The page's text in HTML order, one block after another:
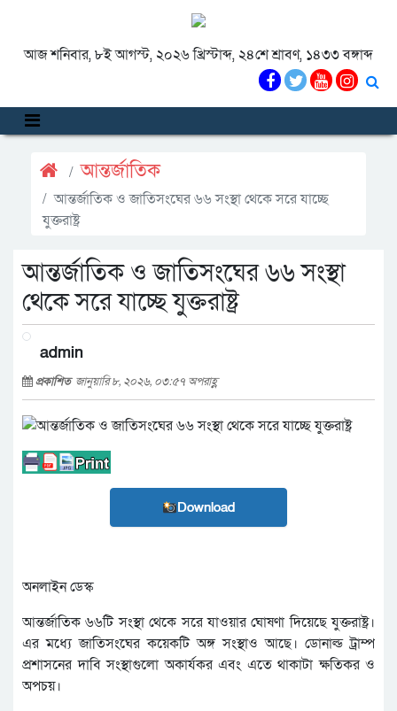
আজ শনিবার, ৮ই আগস্ট, ২০২৬ খ্রিস্টাব্দ, ২৪শে শ্রাবণ, ১৪৩৩ বঙ্গাব্দ
আন্তর্জাতিক
আন্তর্জাতিক ও জাতিসংঘের ৬৬ সংস্থা থেকে সরে যাচ্ছে
যুক্তরাষ্ট্র
আন্তর্জাতিক ও জাতিসংঘের ৬৬ সংস্থা
থেকে সরে যাচ্ছে যুক্তরাষ্ট্র
admin
প্রকাশিত জানুয়ারি ৮, ২০২৬, ০৩:৫৭ অপরাহ্ণ
Download
অনলাইন ডেস্ক
আন্তর্জাতিক ৬৬টি সংস্থা থেকে সরে যাওয়ার ঘোষণা দিয়েছে যুক্তরাষ্ট্র।
এর মধ্যে জাতিসংঘের কয়েকটি অঙ্গ সংস্থাও আছে। ডোনাল্ড ট্রাম্প
প্রশাসনের দাবি সংস্থাগুলো অকার্যকর এবং এতে থাকাটা ক্ষতিকর ও
অপচয়।